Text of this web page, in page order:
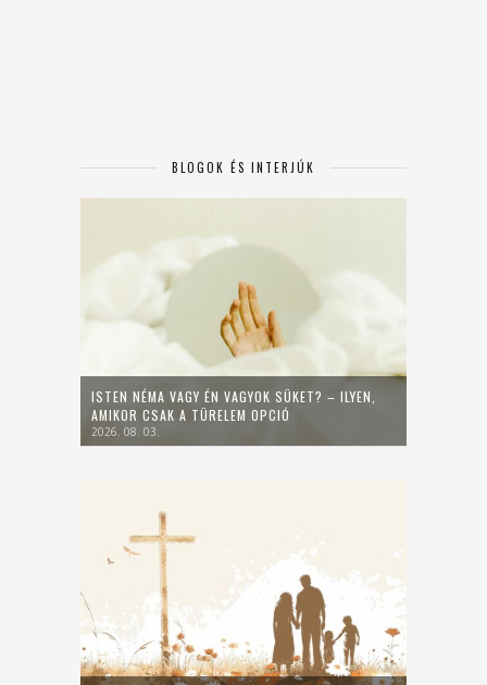
BLOGOK ÉS INTERJÚK
ISTEN NÉMA VAGY ÉN VAGYOK SÜKET? – ILYEN,
AMIKOR CSAK A TÜRELEM OPCIÓ
2026. 08. 03.